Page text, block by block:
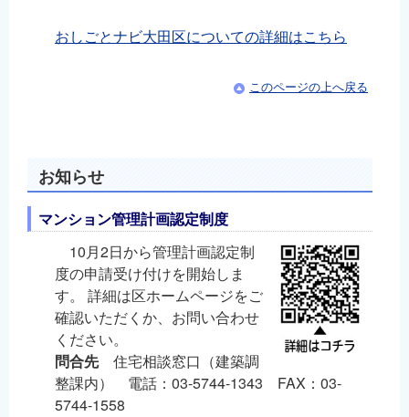
おしごとナビ大田区についての詳細はこちら
このページの上へ戻る
お知らせ
マンション管理計画認定制度
10月2日から管理計画認定制
度の申請受け付けを開始しま
す。 詳細は区ホームページをご
確認いただくか、お問い合わせ
ください。
問合先住宅相談窓口（建築調
整課内） 電話：03-5744-1343 FAX：03-
5744-1558